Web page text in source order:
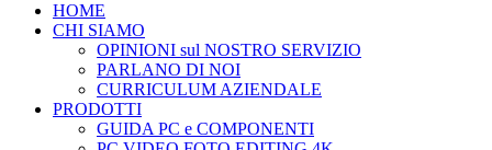
HOME
CHI SIAMO
OPINIONI sul NOSTRO SERVIZIO
PARLANO DI NOI
CURRICULUM AZIENDALE
PRODOTTI
GUIDA PC e COMPONENTI